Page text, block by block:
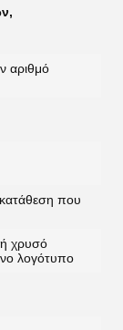
,
αριθμό
που
χρυσό
λογότυπο